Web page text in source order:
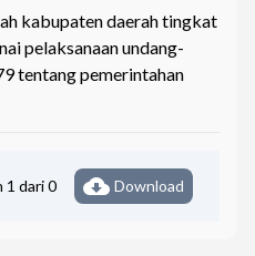
kabupaten daerah tingkat
pelaksanaan undang-
tentang pemerintahan
1 dari 0 cloud_download Download